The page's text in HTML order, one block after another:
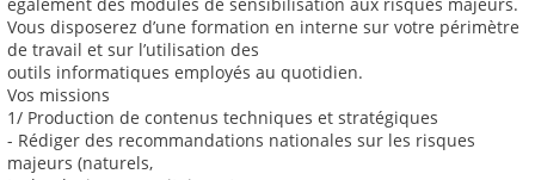
également des modules de sensibilisation aux risques majeurs.
Vous disposerez d’une formation en interne sur votre périmètre
de travail et sur l’utilisation des
outils informatiques employés au quotidien.
Vos missions
1/ Production de contenus techniques et stratégiques
- Rédiger des recommandations nationales sur les risques
majeurs (naturels,